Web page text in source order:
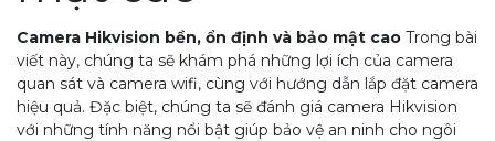
Camera Hikvision bền, ổn định và bảo mật cao Trong bài
viết này, chúng ta sẽ khám phá những lợi ích của camera
quan sát và camera wifi, cùng với hướng dẫn lắp đặt camera
hiệu quả. Đặc biệt, chúng ta sẽ đánh giá camera Hikvision
với những tính năng nổi bật giúp bảo vệ an ninh cho ngôi